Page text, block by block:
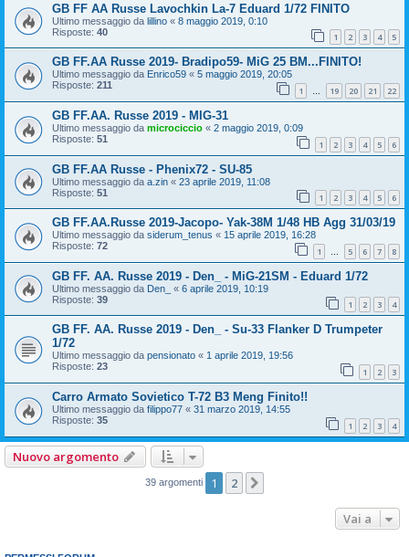
GB FF AA Russe Lavochkin La-7 Eduard 1/72 FINITO
Ultimo messaggio da lillino « 8 maggio 2019, 0:10
Risposte: 40 1 2 3 4 5
GB FF.AA Russe 2019- Bradipo59- MiG 25 BM...FINITO!
Ultimo messaggio da Enrico59 « 5 maggio 2019, 20:05
Risposte: 211 1 … 19 20 21 22
GB FF.AA. Russe 2019 - MIG-31
Ultimo messaggio da microciccio « 2 maggio 2019, 0:09
Risposte: 51 1 2 3 4 5 6
GB FF.AA Russe - Phenix72 - SU-85
Ultimo messaggio da a.zin « 23 aprile 2019, 11:08
Risposte: 51 1 2 3 4 5 6
GB FF.AA.Russe 2019-Jacopo- Yak-38M 1/48 HB Agg 31/03/19
Ultimo messaggio da siderum_tenus « 15 aprile 2019, 16:28
Risposte: 72 1 … 5 6 7 8
GB FF. AA. Russe 2019 - Den_ - MiG-21SM - Eduard 1/72
Ultimo messaggio da Den_ « 6 aprile 2019, 10:19
Risposte: 39 1 2 3 4
GB FF. AA. Russe 2019 - Den_ - Su-33 Flanker D Trumpeter
1/72
Ultimo messaggio da pensionato « 1 aprile 2019, 19:56
Risposte: 23 1 2 3
Carro Armato Sovietico T-72 B3 Meng Finito!!
Ultimo messaggio da filippo77 « 31 marzo 2019, 14:55
Risposte: 35 1 2 3 4
Nuovo argomento
39 argomenti 1 2
Vai a